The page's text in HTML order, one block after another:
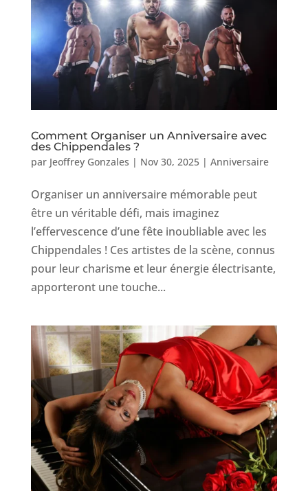
Comment Organiser un Anniversaire avec
des Chippendales ?
par Jeoffrey Gonzales | Nov 30, 2025| Anniversaire
Organiser un anniversaire mémorable peut
être un véritable défi, mais imaginez
l’effervescence d’une fête inoubliable avec les
Chippendales ! Ces artistes de la scène, connus
pour leur charisme et leur énergie électrisante,
apporteront une touche...